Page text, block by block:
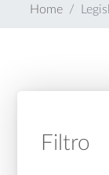
Home
Filtro